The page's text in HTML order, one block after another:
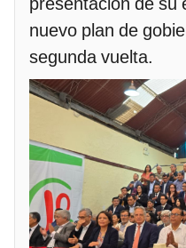
nuevo plan de
segunda vuelta.